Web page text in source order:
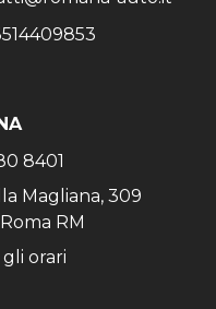
8401
Magliana, 309
RM
orari